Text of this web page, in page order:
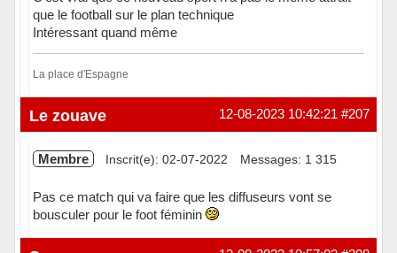
que le football sur le plan technique
Intéressant quand même
La place d'Espagne
Hors ligne #207
12-08-2023 10:42:21
Le zouave
Membre Inscrit(e): 02-07-2022 Messages: 1 315
Pas ce match qui va faire que les diffuseurs vont se
bousculer pour le foot féminin
Hors ligne